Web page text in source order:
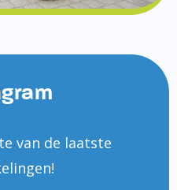
van de laatste